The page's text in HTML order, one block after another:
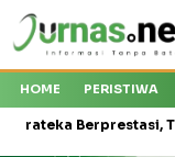
HOME PERISTIWA
Target